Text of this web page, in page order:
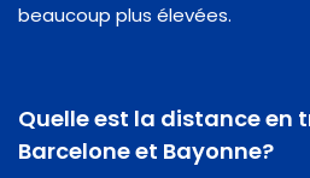
beaucoup plus élevées.
Quelle est la distance en
Barcelone et Bayonne?